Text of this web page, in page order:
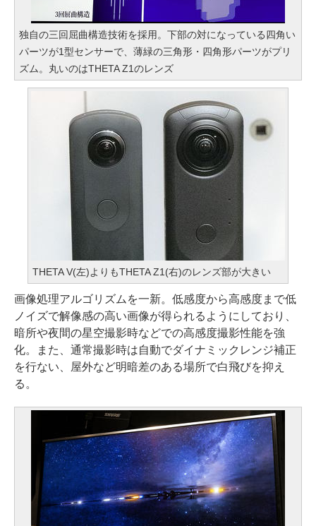
独自の三回屈曲構造技術を採用。下部の対になっている四角い
パーツが1型センサーで、薄緑の三角形・四角形パーツがプリ
ズム。丸いのはTHETA Z1のレンズ
THETA V(左)よりもTHETA Z1(右)のレンズ部が大きい
画像処理アルゴリズムを一新。低感度から高感度まで低
ノイズで解像感の高い画像が得られるようにしており、
暗所や夜間の星空撮影時などでの高感度撮影性能を強
化。また、通常撮影時は自動でダイナミックレンジ補正
を行ない、屋外など明暗差のある場所で白飛びを抑え
る。